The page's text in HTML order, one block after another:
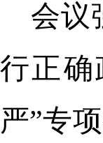
会议
行正
严”专